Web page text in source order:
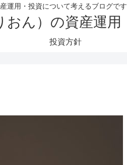
運用・投資について考えるブログです
おん）の資産運用
投資方針